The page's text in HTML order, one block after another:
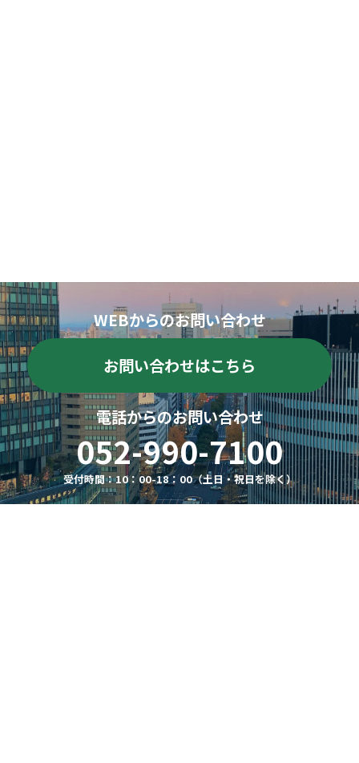
WEBからのお問い合わせ
お問い合わせはこちら
電話からのお問い合わせ
052-990-7100
受付時間：10：00-18：00（土日・祝日を除く）